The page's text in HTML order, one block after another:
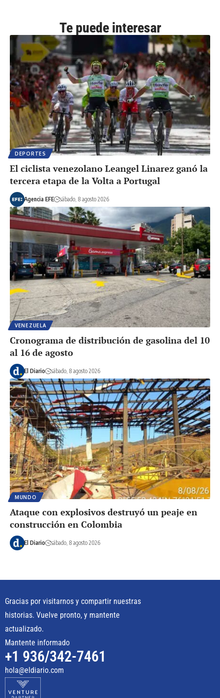
Te puede interesar
DEPORTES
El ciclista venezolano Leangel Linarez ganó la
tercera etapa de la Volta a Portugal
Agencia EFE sábado, 8 agosto 2026
VENEZUELA
Cronograma de distribución de gasolina del 10
al 16 de agosto
El Diario sábado, 8 agosto 2026
MUNDO
Ataque con explosivos destruyó un peaje en
construcción en Colombia
El Diario sábado, 8 agosto 2026
Gracias por visitarnos y compartir nuestras
historias. Vuelve pronto, y mantente
actualizado.
Mantente informado
+1 936/342-7461
hola@eldiario.com